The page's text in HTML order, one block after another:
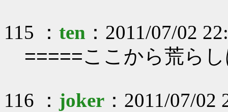
115 ： ten ：2011/07/02
=====ここから荒ら
116 ： joker ：2011/07/